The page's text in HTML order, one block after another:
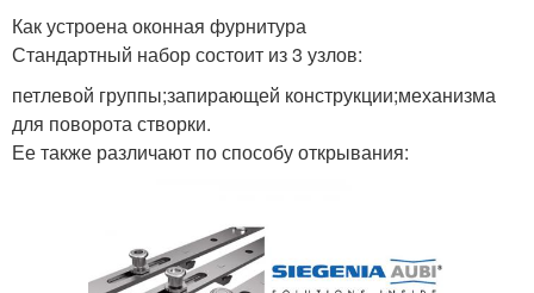
Как устроена оконная фурнитура
Стандартный набор состоит из 3 узлов:
петлевой группы;запирающей конструкции;механизма
для поворота створки.
Ее также различают по способу открывания: